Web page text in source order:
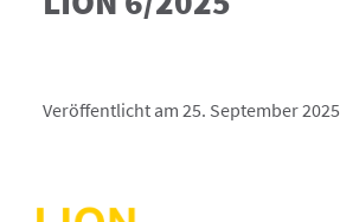
Veröffentlicht am 25. September 2025